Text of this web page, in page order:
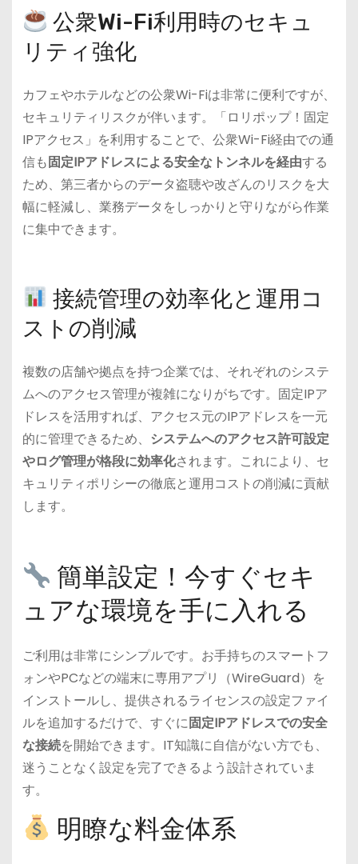
公衆Wi-Fi利用時のセキュ
リティ強化
カフェやホテルなどの公衆Wi-Fiは非常に便利ですが、
セキュリティリスクが伴います。「ロリポップ！固定
IPアクセス」を利用することで、公衆Wi-Fi経由での通
信も固定IPアドレスによる安全なトンネルを経由する
ため、第三者からのデータ盗聴や改ざんのリスクを大
幅に軽減し、業務データをしっかりと守りながら作業
に集中できます。
接続管理の効率化と運用コ
ストの削減
複数の店舗や拠点を持つ企業では、それぞれのシステ
ムへのアクセス管理が複雑になりがちです。固定IPア
ドレスを活用すれば、アクセス元のIPアドレスを一元
的に管理できるため、 システムへのアクセス許可設定
やログ管理が格段に効率化されます。これにより、セ
キュリティポリシーの徹底と運用コストの削減に貢献
します。
簡単設定！今すぐセキ
ュアな環境を手に入れる
ご利用は非常にシンプルです。お手持ちのスマートフ
ォンやPCなどの端末に専用アプリ（WireGuard）を
インストールし、提供されるライセンスの設定ファイ
ルを追加するだけで、すぐに固定IPアドレスでの安全
な接続を開始できます。IT知識に自信がない方でも、
迷うことなく設定を完了できるよう設計されていま
す。
明瞭な料金体系